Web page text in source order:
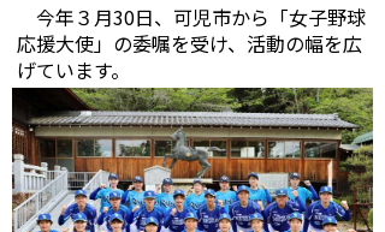
今年３月30日、可児市から「女子野球
応援大使」の委嘱を受け、活動の幅を広
げています。